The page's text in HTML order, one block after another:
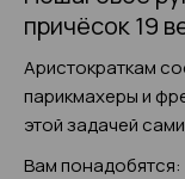
причёсок 19
Аристократкам
парикмахеры и
этой задачей
Вам понадобятся: